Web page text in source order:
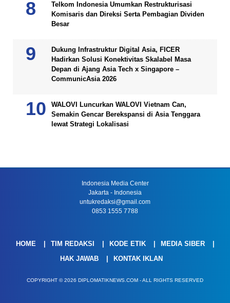
Telkom Indonesia Umumkan Restrukturisasi
Komisaris dan Direksi Serta Pembagian Dividen
Besar
Dukung Infrastruktur Digital Asia, FICER
Hadirkan Solusi Konektivitas Skalabel Masa
Depan di Ajang Asia Tech x Singapore –
CommunicAsia 2026
WALOVI Luncurkan WALOVI Vietnam Can,
Semakin Gencar Berekspansi di Asia Tenggara
lewat Strategi Lokalisasi
Indonesia Media Center
Jakarta - Indonesia
untukredaksi@gmail.com
0853 1555 7788
HOME TIM REDAKSI KODE ETIK
MEDIA SIBER
HAK JAWAB
KONTAK IKLAN
COPYRIGHT © 2026 DIPLOMATIKNEWS.COM - ALL RIGHTS RESERVED